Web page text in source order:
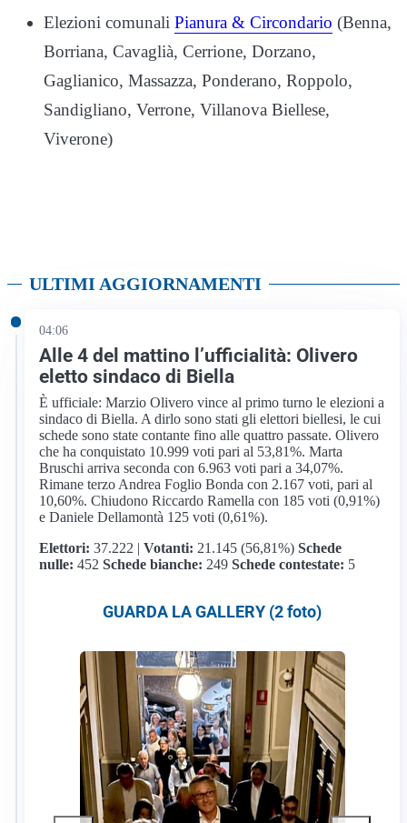
Elezioni comunali Pianura & Circondario (Benna,
Borriana, Cavaglià, Cerrione, Dorzano,
Gaglianico, Massazza, Ponderano, Roppolo,
Sandigliano, Verrone, Villanova Biellese,
Viverone)
ULTIMI AGGIORNAMENTI
04:06
Alle 4 del mattino l’ufficialità: Olivero
eletto sindaco di Biella
È ufficiale: Marzio Olivero vince al primo turno le elezioni a
sindaco di Biella. A dirlo sono stati gli elettori biellesi, le cui
schede sono state contante fino alle quattro passate. Olivero
che ha conquistato 10.999 voti pari al 53,81%. Marta
Bruschi arriva seconda con 6.963 voti pari a 34,07%.
Rimane terzo Andrea Foglio Bonda con 2.167 voti, pari al
10,60%. Chiudono Riccardo Ramella con 185 voti (0,91%)
e Daniele Dellamontà 125 voti (0,61%).
Elettori: 37.222 |Votanti: 21.145 (56,81%) Schede
nulle: 452Schede bianche: 249 Schede contestate: 5
GUARDA LA GALLERY (2 foto)